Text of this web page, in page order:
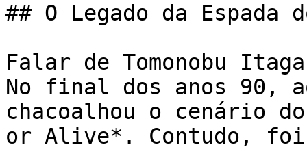
## O Legado da Espada
Falar de Tomonobu
No final dos anos 90,
chacoalhou o cenário
or Alive*. Contudo, foi